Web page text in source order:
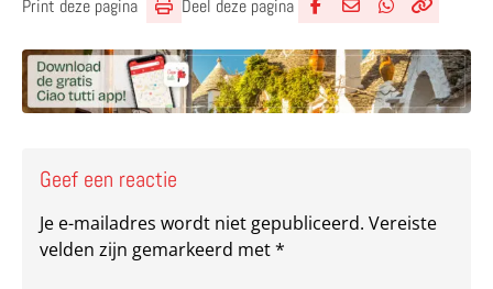
Print deze pagina Deel deze pagina
Geef een reactie
Je e-mailadres wordt niet gepubliceerd. Vereiste
velden zijn gemarkeerd met*